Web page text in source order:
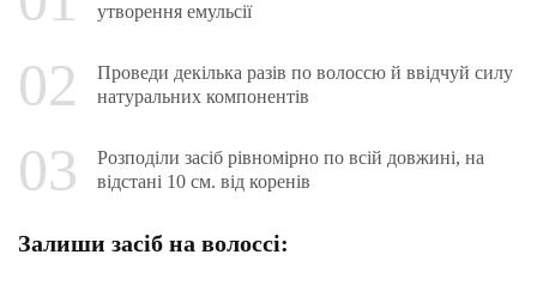
утворення емульсії
Проведи декілька разів по волоссю й ввідчуй силу
натуральних компонентів
Розподіли засіб рівномірно по всій довжині, на
відстані 10 см. від коренів
Залиши засіб на волоссі: